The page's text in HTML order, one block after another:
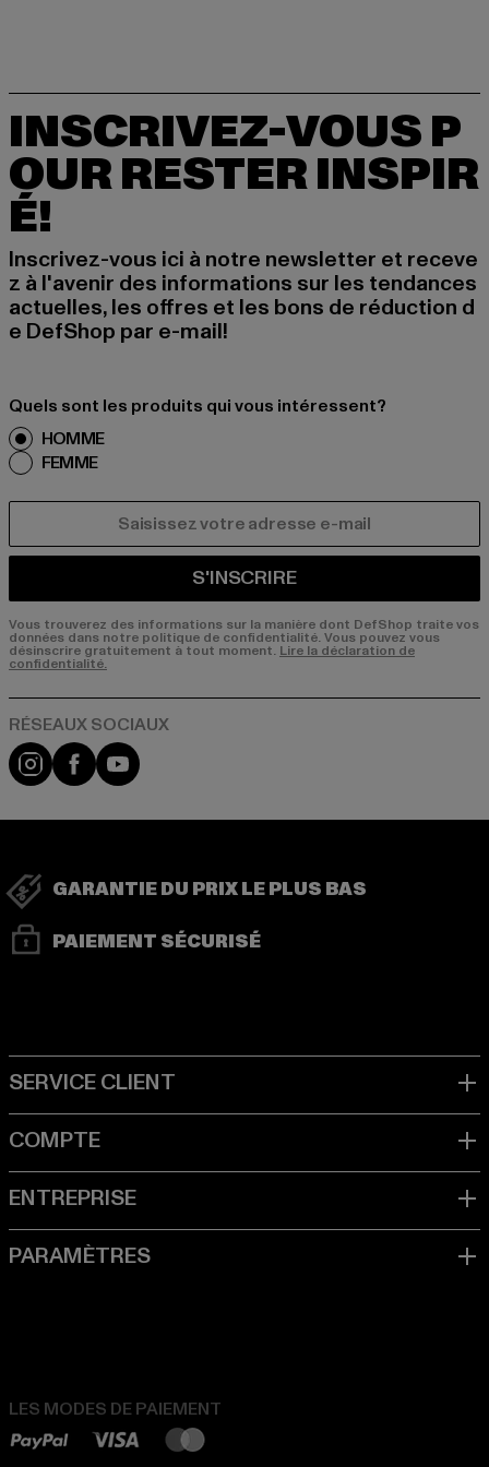
INSCRIVEZ-VOUS P
OUR RESTER INSPIR
É!
Inscrivez-vous ici à notre newsletter et receve
z à l'avenir des informations sur les tendances
actuelles, les offres et les bons de réduction d
e DefShop par e-mail!
Quels sont les produits qui vous intéressent?
HOMME
FEMME
S'INSCRIRE
Vous trouverez des informations sur la manière dont DefShop traite vos
données dans notre politique de confidentialité. Vous pouvez vous
désinscrire gratuitement à tout moment. Lire la déclaration de
confidentialité.
Visit our Instagram page:
Visit our Facebook page:
Visit our YouTube channel:
GARANTIE DU PRIX LE PLUS BAS
PAIEMENT SÉCURISÉ
LES MODES DE PAIEMENT